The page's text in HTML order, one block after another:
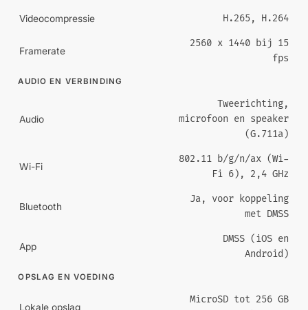
Videocompressie H.265, H.264
Framerate
2560 x 1440 bij 15
fps
AUDIO EN VERBINDING
Audio
Tweerichting,
microfoon en speaker
(G.711a)
Wi-Fi
802.11 b/g/n/ax (Wi-
Fi 6), 2,4 GHz
Bluetooth
Ja, voor koppeling
met DMSS
App
DMSS (iOS en
Android)
OPSLAG EN VOEDING
Lokale opslag
MicroSD tot 256 GB